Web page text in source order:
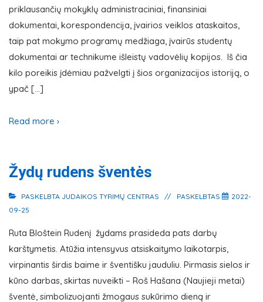
priklausančių mokyklų administraciniai, finansiniai
dokumentai, korespondencija, įvairios veiklos ataskaitos,
taip pat mokymo programų medžiaga, įvairūs studentų
dokumentai ar technikume išleistų vadovėlių kopijos. Iš čia
kilo poreikis įdėmiau pažvelgti į šios organizacijos istoriją, o
ypač […]
Read more ›
Žydų rudens šventės
PASKELBTA JUDAIKOS TYRIMŲ CENTRAS PASKELBTAS
2022-
09-25
Ruta Bloštein Rudenį žydams prasideda pats darbų
karštymetis. Atūžia intensyvus atsiskaitymo laikotarpis,
virpinantis širdis baime ir šventišku jauduliu. Pirmasis sielos ir
kūno darbas, skirtas nuveikti – Roš Hašana (Naujieji metai)
šventė, simbolizuojanti žmogaus sukūrimo dieną ir